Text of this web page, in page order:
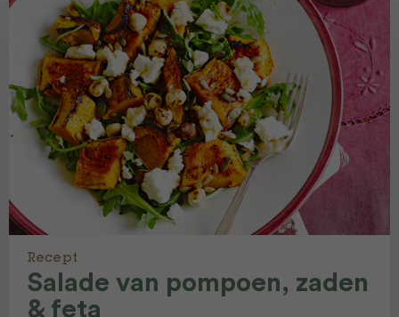
Recept
Salade van pompoen, zaden
& feta